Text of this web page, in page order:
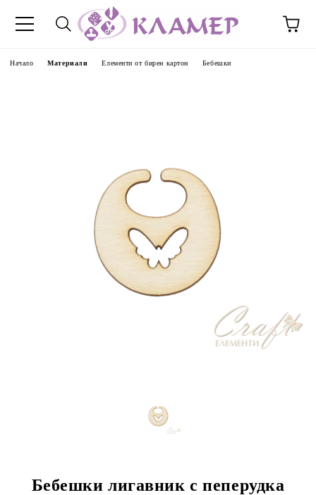
Начало Материали Елементи от бирен картон Бебешки
Бебешки лигавник с пеперудка